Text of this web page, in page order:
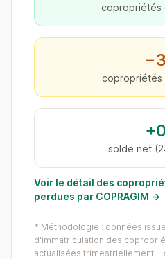
copropriétés
−3
copropriétés
solde net
Voir le détail des
perdues par COPRAGIM →
* Méthodologie : données
d'immatriculation des
actualisées trimestriellement.